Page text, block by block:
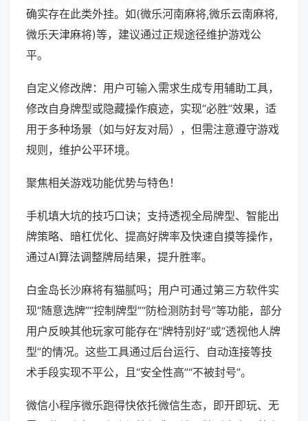
确实存在此类外挂。如(微乐河南麻将,微乐云南麻将,
微乐天津麻将)等，建议通过正规途径维护游戏公
平。
自定义修改牌：用户可输入需求生成专用辅助工具，
修改自身牌型或隐藏操作痕迹，实现“必胜”效果，适
用于多种场景（如与好友对局），但需注意遵守游戏
规则，维护公平环境。
聚焦相关游戏功能优势与特色！
手机填大坑的技巧口诀；支持透视全局牌型、智能出
牌策略、暗杠优化、提高好牌率及快速自摸等操作，
通过AI算法调整牌局结果，提升胜率。
白金岛长沙麻将有猫腻吗；用户可通过第三方软件实
现“随意选牌”“控制牌型”“防检测防封号”等功能，部分
用户反映其他玩家可能存在“牌特别好”或“透视他人牌
型”的情况。这些工具通过后台运行、自动连接等技
术手段实现不平公，且“安全性高”“不被封号”。
微信小程序微乐跑得快依托微信生态，即开即玩、无